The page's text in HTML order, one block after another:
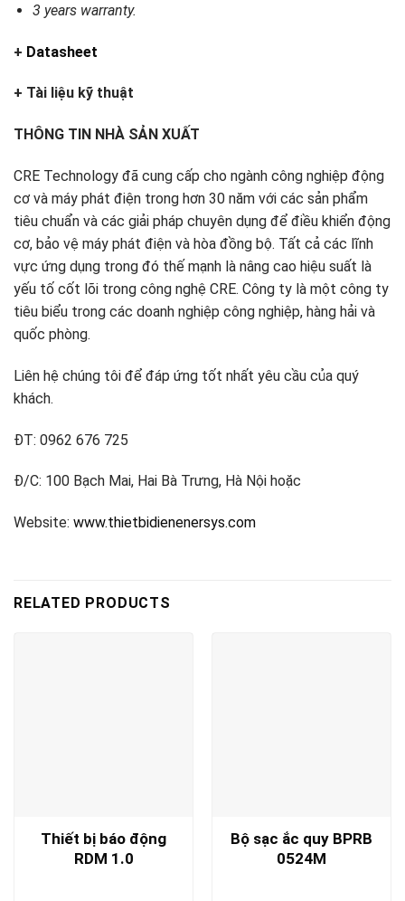
3 years warranty.
+ Datasheet
+ Tài liệu kỹ thuật
THÔNG TIN NHÀ SẢN XUẤT
CRE Technology đã cung cấp cho ngành công nghiệp động
cơ và máy phát điện trong hơn 30 năm với các sản phẩm
tiêu chuẩn và các giải pháp chuyên dụng để điều khiển động
cơ, bảo vệ máy phát điện và hòa đồng bộ. Tất cả các lĩnh
vực ứng dụng trong đó thế mạnh là nâng cao hiệu suất là
yếu tố cốt lõi trong công nghệ CRE. Công ty là một công ty
tiêu biểu trong các doanh nghiệp công nghiệp, hàng hải và
quốc phòng.
Liên hệ chúng tôi để đáp ứng tốt nhất yêu cầu của quý
khách.
ĐT: 0962 676 725
Đ/C: 100 Bạch Mai, Hai Bà Trưng, Hà Nội hoặc
Website: www.thietbidienenersys.com
RELATED PRODUCTS
Thiết bị báo động
RDM 1.0
Bộ sạc ắc quy BPRB
0524M